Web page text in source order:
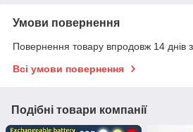
Умови повернення
Повернення товару впродовж 14 днів
Всі умови повернення
Подібні товари компанії